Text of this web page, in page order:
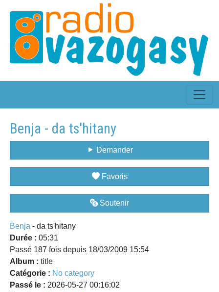
Benja - da ts'hitany
Demander
Favoris
Soutenir
Benja - da ts'hitany
Durée : 05:31
Passé 187 fois depuis 18/03/2009 15:54
Album : title
Catégorie : No category
Passé le : 2026-05-27 00:16:02